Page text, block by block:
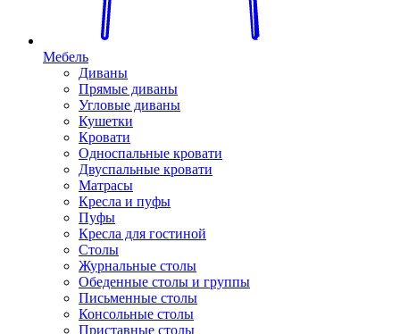
Мебель
Диваны
Прямые диваны
Угловые диваны
Кушетки
Кровати
Односпальные кровати
Двуспальные кровати
Матрасы
Кресла и пуфы
Пуфы
Кресла для гостиной
Столы
Журнальные столы
Обеденные столы и группы
Письменные столы
Консольные столы
Приставные столы